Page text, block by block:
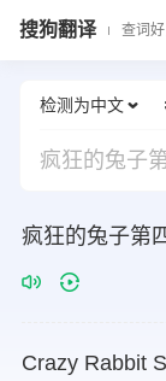
搜狗翻译 查词好
检测为中文
疯狂的兔子
疯狂的兔子第
Crazy Rabbit